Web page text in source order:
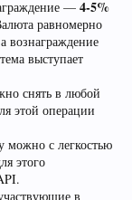
— 4-5%
равномерно
вознаграждение
выступает
снять в любой
этой операции
можно с легкостью
этого
в